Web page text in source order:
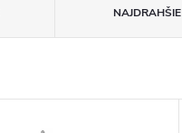
NAJDRAHŠIE